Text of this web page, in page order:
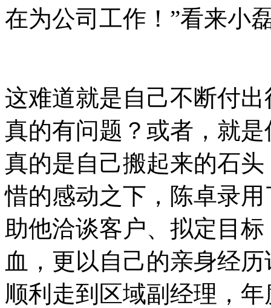
在为公司工作！”看来小
这难道就是自己不断付
真的有问题？或者，就
真的是自己搬起来的石
惜的感动之下，陈卓录
助他洽谈客户、拟定目
血，更以自己的亲身经
顺利走到区域副经理，